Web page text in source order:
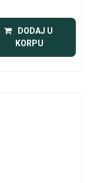
DODAJ U
KORPU